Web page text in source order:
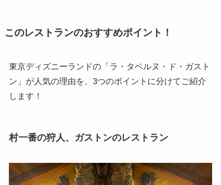
このレストランのおすすめポイント！
東京ディズニーランドの「ラ・タベルヌ・ド・ガスト
ン」が人気の理由を、3つのポイントに分けてご紹介
します！
村一番の狩人、ガストンのレストラン